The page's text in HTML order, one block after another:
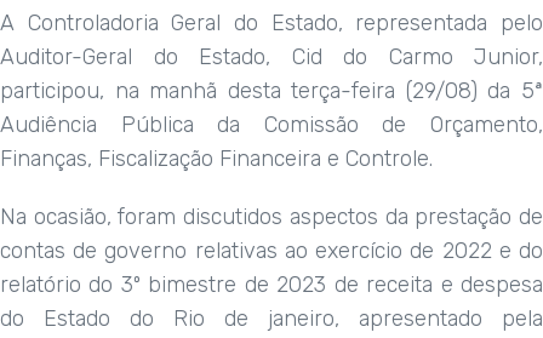
A Controladoria Geral do Estado, representada pelo
Auditor-Geral do Estado, Cid do Carmo Junior,
participou, na manhã desta terça-feira (29/08) da 5ª
Audiência Pública da Comissão de Orçamento,
Finanças, Fiscalização Financeira e Controle.
Na ocasião, foram discutidos aspectos da prestação de
contas de governo relativas ao exercício de 2022 e do
relatório do 3º bimestre de 2023 de receita e despesa
do Estado do Rio de janeiro, apresentado pela